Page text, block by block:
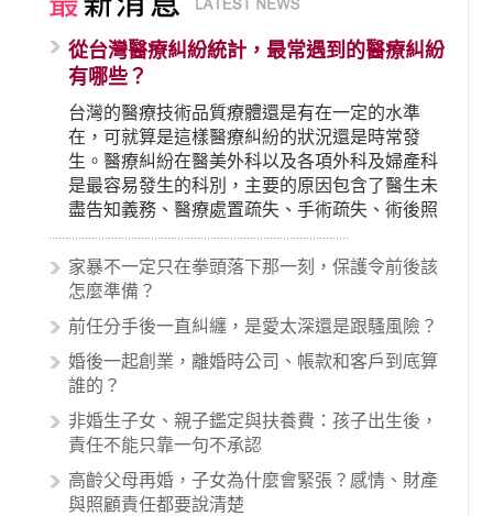
從台灣醫療糾紛統計，最常遇到的醫療糾紛
有哪些？
台灣的醫療技術品質療體還是有在一定的水準
在，可就算是這樣醫療糾紛的狀況還是時常發
生。醫療糾紛在醫美外科以及各項外科及婦產科
是最容易發生的科別，主要的原因包含了醫生未
盡告知義務、醫療處置疏失、手術疏失、術後照
顧失當、醫療費用的收取。雖然醫學進步，但醫
生與病患之間引起的糾紛還是經常發生。很多案
例中最後都走向訴訟流程，我們如果不幸遇到相
的內容其實非常多，有些案例…
家暴不一定只在拳頭落下那一刻，保護令前後該
怎麼準備？
前任分手後一直糾纏，是愛太深還是跟騷風險？
婚後一起創業，離婚時公司、帳款和客戶到底算
誰的？
非婚生子女、親子鑑定與扶養費：孩子出生後，
責任不能只靠一句不承認
高齡父母再婚，子女為什麼會緊張？感情、財產
與照顧責任都要說清楚